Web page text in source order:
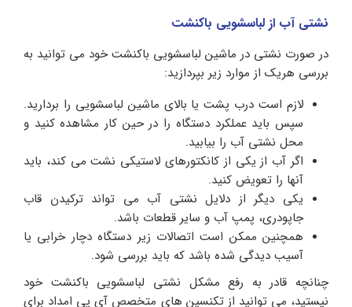
نشتی آب از لباسشویی باکنشت
در صورت نشتی در ماشین لباسشویی باکنشت خود می توانید به
بررسی هریک از موارد زیر بپردازید:
لازم است درب پشت یا بالای ماشین لباسشویی را بردارید.
سپس باید عملکرد دستگاه را در حین کار مشاهده کنید و
محل نشتی آب را بیابید.
اگر آب از یکی از کانکتورهای لاستیکی نشت می کند، باید
آنها را تعویض کنید.
یکی دیگر از دلایل نشتی آب می تواند ترکیدن قاب
جاپودری، پمپ آب و سایر قطعات باشد.
همچنین ممکن است اتصالات زیر دستگاه دچار خرابی یا
آسیب دیدگی شده باشد که باید بررسی شود.
چنانچه قادر به رفع مشکل نشتی لباسشویی باکنشت خود
نیستید، می توانید از تکنسین های متخصص آی پی امداد برای